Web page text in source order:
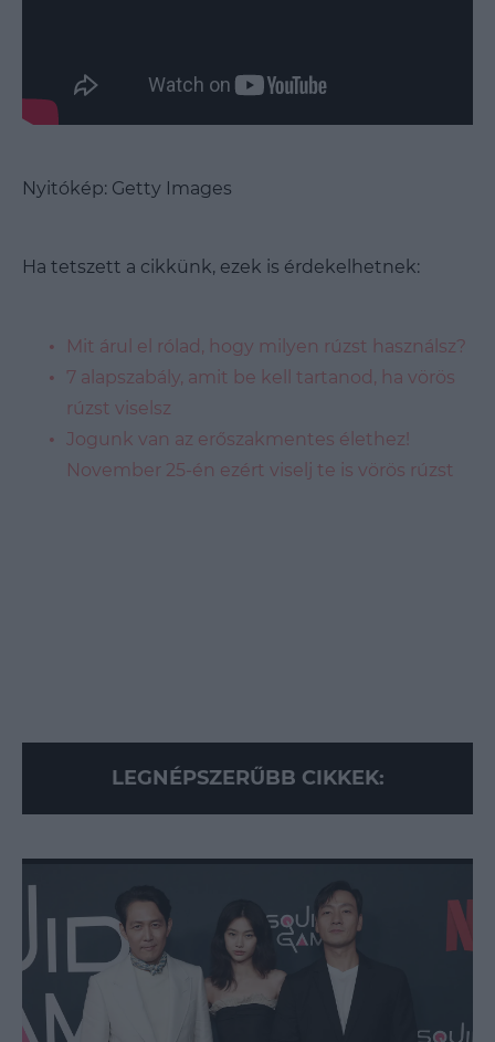
Nyitókép: Getty Images
Ha tetszett a cikkünk, ezek is érdekelhetnek:
Mit árul el rólad, hogy milyen rúzst használsz?
7 alapszabály, amit be kell tartanod, ha vörös
rúzst viselsz
Jogunk van az erőszakmentes élethez!
November 25-én ezért viselj te is vörös rúzst
LEGNÉPSZERŰBB CIKKEK: